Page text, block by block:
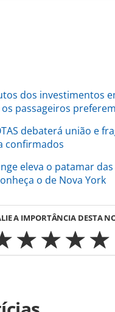
dos investimentos
passageiros
debaterá união e
confirmados
eleva o patamar
o de Nova York
A IMPORTÂNCIA DESTA
aviacao/